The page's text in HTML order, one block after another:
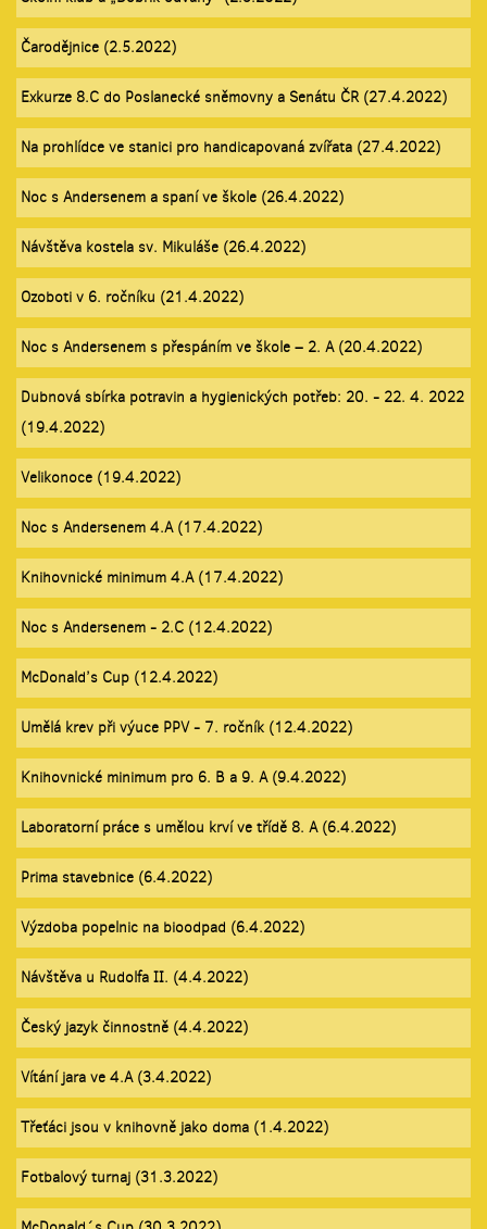
Čarodějnice (2.5.2022)
Exkurze 8.C do Poslanecké sněmovny a Senátu ČR (27.4.2022)
Na prohlídce ve stanici pro handicapovaná zvířata (27.4.2022)
Noc s Andersenem a spaní ve škole (26.4.2022)
Návštěva kostela sv. Mikuláše (26.4.2022)
Ozoboti v 6. ročníku (21.4.2022)
Noc s Andersenem s přespáním ve škole – 2. A (20.4.2022)
Dubnová sbírka potravin a hygienických potřeb: 20. - 22. 4. 2022
(19.4.2022)
Velikonoce (19.4.2022)
Noc s Andersenem 4.A (17.4.2022)
Knihovnické minimum 4.A (17.4.2022)
Noc s Andersenem - 2.C (12.4.2022)
McDonald’s Cup (12.4.2022)
Umělá krev při výuce PPV - 7. ročník (12.4.2022)
Knihovnické minimum pro 6. B a 9. A (9.4.2022)
Laboratorní práce s umělou krví ve třídě 8. A (6.4.2022)
Prima stavebnice (6.4.2022)
Výzdoba popelnic na bioodpad (6.4.2022)
Návštěva u Rudolfa II. (4.4.2022)
Český jazyk činnostně (4.4.2022)
Vítání jara ve 4.A (3.4.2022)
Třeťáci jsou v knihovně jako doma (1.4.2022)
Fotbalový turnaj (31.3.2022)